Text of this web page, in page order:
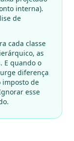
interna).
de
cada classe
as
E quando o
diferença
de
esse